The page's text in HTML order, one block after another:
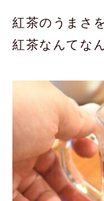
紅茶のうまさ
紅茶なんてな